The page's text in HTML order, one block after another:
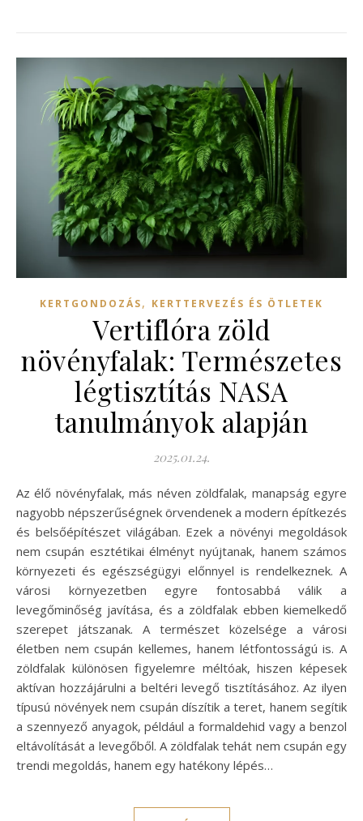
KERTGONDOZÁS, KERTTERVEZÉS ÉS ÖTLETEK
Vertiflóra zöld
növényfalak: Természetes
légtisztítás NASA
tanulmányok alapján
2025.01.24.
Az élő növényfalak, más néven zöldfalak, manapság egyre
nagyobb népszerűségnek örvendenek a modern építkezés
és belsőépítészet világában. Ezek a növényi megoldások
nem csupán esztétikai élményt nyújtanak, hanem számos
környezeti és egészségügyi előnnyel is rendelkeznek. A
városi környezetben egyre fontosabbá válik a
levegőminőség javítása, és a zöldfalak ebben kiemelkedő
szerepet játszanak. A természet közelsége a városi
életben nem csupán kellemes, hanem létfontosságú is. A
zöldfalak különösen figyelemre méltóak, hiszen képesek
aktívan hozzájárulni a beltéri levegő tisztításához. Az ilyen
típusú növények nem csupán díszítik a teret, hanem segítik
a szennyező anyagok, például a formaldehid vagy a benzol
eltávolítását a levegőből. A zöldfalak tehát nem csupán egy
trendi megoldás, hanem egy hatékony lépés…